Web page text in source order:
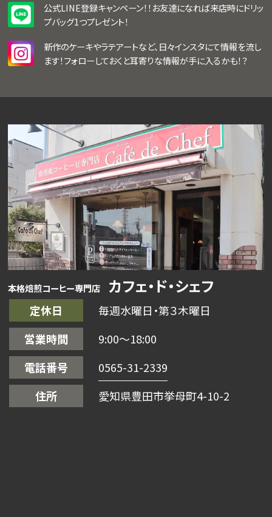
公式LINE登録キャンペーン！！お友達になれば来店時にドリッ
プバッグ1つプレゼント！
新作のケーキやラテアートなど、日々インスタにて情報を流し
ます！フォローしておくと耳寄りな情報が手に入るかも！？
本格焙煎コーヒー専門店 カフェ・ド・シェフ
定休日
毎週水曜日・第３木曜日
営業時間
9:00〜18:00
電話番号
0565-31-2339
住所
愛知県豊田市挙母町4-10-2